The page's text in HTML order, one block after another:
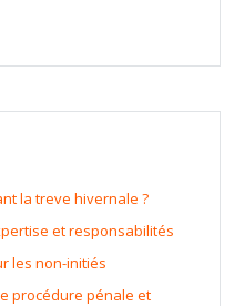
la treve hivernale ?
et responsabilités
les non-initiés
procédure pénale et